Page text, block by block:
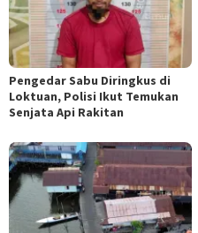
Pengedar Sabu Diringkus di
Loktuan, Polisi Ikut Temukan
Senjata Api Rakitan